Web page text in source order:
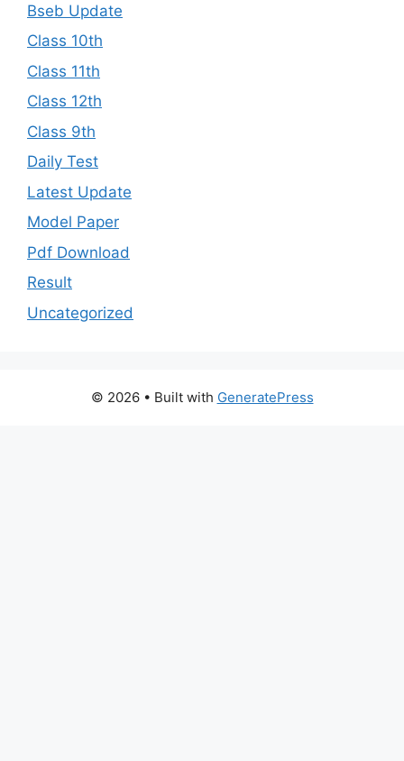
Bseb Update
Class 10th
Class 11th
Class 12th
Class 9th
Daily Test
Latest Update
Model Paper
Pdf Download
Result
Uncategorized
© 2026 • Built with GeneratePress